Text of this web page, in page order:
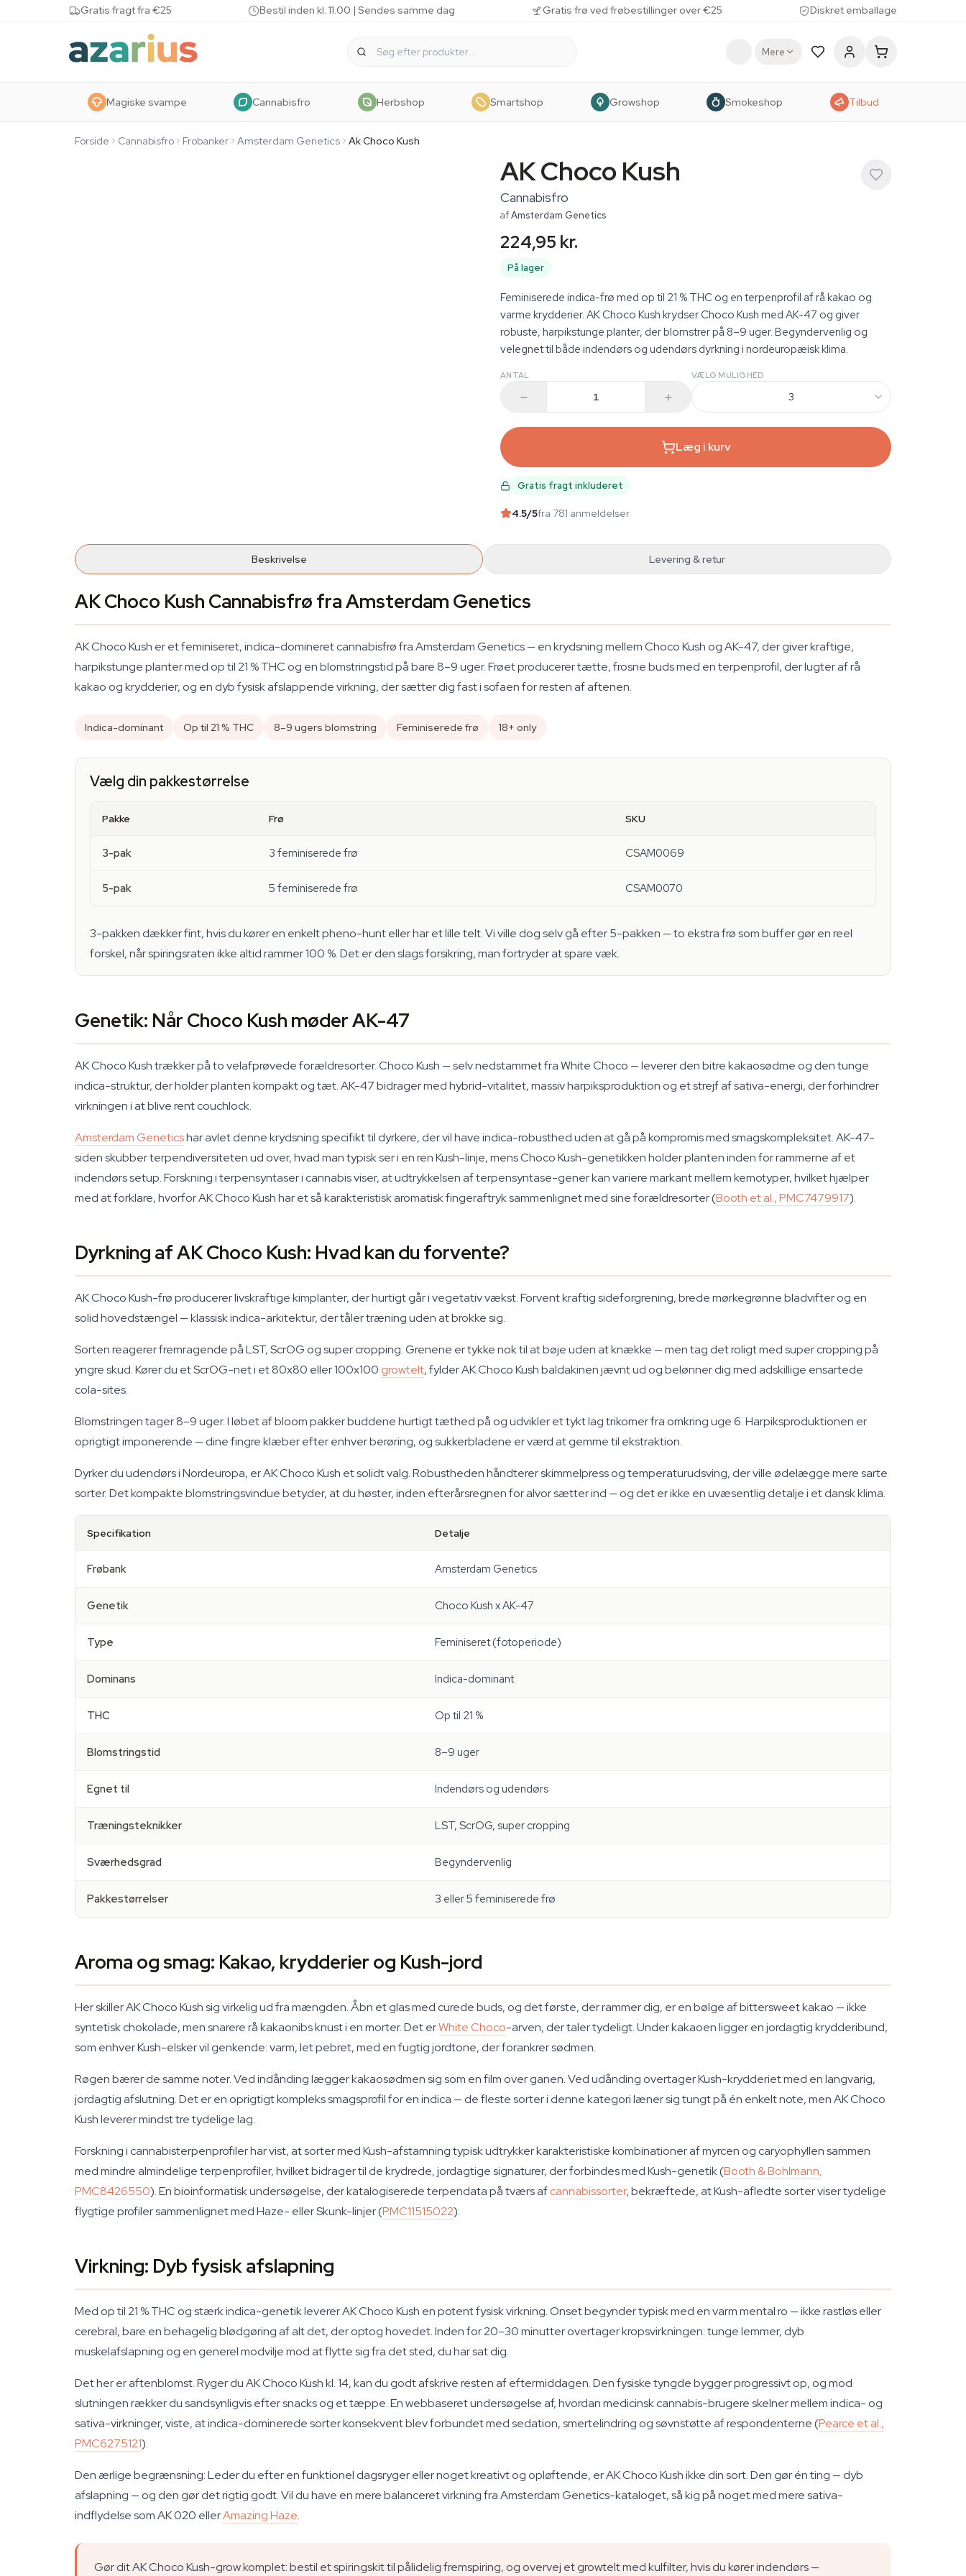
Skip to content Gratis fragt fra €25 Bestil inden kl. 11.00 | Sendes samme dag Gratis frø ved frøbestillinger over €25 Diskret emballage
Mere
Magiske svampe Cannabisfro Herbshop Smartshop Growshop Smokeshop Tilbud
Forside Cannabisfro Frobanker Amsterdam Genetics Ak Choco Kush
AK Choco Kush
Cannabisfro
afAmsterdam Genetics
224,95 kr.
På lager
Feminiserede indica-frø med op til 21 % THC og en terpenprofil af rå kakao og
varme krydderier. AK Choco Kush krydser Choco Kush med AK-47 og giver
robuste, harpikstunge planter, der blomstrer på 8–9 uger. Begyndervenlig og
velegnet til både indendørs og udendørs dyrkning i nordeuropæisk klima.
ANTAL VÆLG MULIGHED
3
Læg i kurv
Gratis fragt inkluderet
4.5/5fra 781 anmeldelser
Beskrivelse Levering & retur
AK Choco Kush Cannabisfrø fra Amsterdam Genetics
AK Choco Kush er et feminiseret, indica-domineret cannabisfrø fra Amsterdam Genetics — en krydsning mellem Choco Kush og AK-47, der giver kraftige,
harpikstunge planter med op til 21 % THC og en blomstringstid på bare 8–9 uger. Frøet producerer tætte, frosne buds med en terpenprofil, der lugter af rå
kakao og krydderier, og en dyb fysisk afslappende virkning, der sætter dig fast i sofaen for resten af aftenen.
Indica-dominant Op til 21 % THC 8–9 ugers blomstring Feminiserede frø 18+ only
Vælg din pakkestørrelse
Pakke Frø SKU
3-pak 3 feminiserede frø CSAM0069
5-pak 5 feminiserede frø CSAM0070
3-pakken dækker fint, hvis du kører en enkelt pheno-hunt eller har et lille telt. Vi ville dog selv gå efter 5-pakken — to ekstra frø som buffer gør en reel
forskel, når spiringsraten ikke altid rammer 100 %. Det er den slags forsikring, man fortryder at spare væk.
Genetik: Når Choco Kush møder AK-47
AK Choco Kush trækker på to velafprøvede forældresorter. Choco Kush — selv nedstammet fra White Choco — leverer den bitre kakaosødme og den tunge
indica-struktur, der holder planten kompakt og tæt. AK-47 bidrager med hybrid-vitalitet, massiv harpiksproduktion og et strejf af sativa-energi, der forhindrer
virkningen i at blive rent couchlock.
Amsterdam Geneticshar avlet denne krydsning specifikt til dyrkere, der vil have indica-robusthed uden at gå på kompromis med smagskompleksitet. AK-47-
siden skubber terpendiversiteten ud over, hvad man typisk ser i en ren Kush-linje, mens Choco Kush-genetikken holder planten inden for rammerne af et
indendørs setup. Forskning i terpensyntaser i cannabis viser, at udtrykkelsen af terpensyntase-gener kan variere markant mellem kemotyper, hvilket hjælper
med at forklare, hvorfor AK Choco Kush har et så karakteristisk aromatisk fingeraftryk sammenlignet med sine forældresorter (Booth et al., PMC7479917).
Dyrkning af AK Choco Kush: Hvad kan du forvente?
AK Choco Kush-frø producerer livskraftige kimplanter, der hurtigt går i vegetativ vækst. Forvent kraftig sideforgrening, brede mørkegrønne bladvifter og en
solid hovedstængel — klassisk indica-arkitektur, der tåler træning uden at brokke sig.
Sorten reagerer fremragende på LST, ScrOG og super cropping. Grenene er tykke nok til at bøje uden at knække — men tag det roligt med super cropping på
yngre skud. Kører du et ScrOG-net i et 80x80 eller 100x100 growtelt, fylder AK Choco Kush baldakinen jævnt ud og belønner dig med adskillige ensartede
cola-sites.
Blomstringen tager 8–9 uger. I løbet af bloom pakker buddene hurtigt tæthed på og udvikler et tykt lag trikomer fra omkring uge 6. Harpiksproduktionen er
oprigtigt imponerende — dine fingre klæber efter enhver berøring, og sukkerbladene er værd at gemme til ekstraktion.
Dyrker du udendørs i Nordeuropa, er AK Choco Kush et solidt valg. Robustheden håndterer skimmelpress og temperaturudsving, der ville ødelægge mere sarte
sorter. Det kompakte blomstringsvindue betyder, at du høster, inden efterårsregnen for alvor sætter ind — og det er ikke en uvæsentlig detalje i et dansk klima.
Specifikation Detalje
Frøbank Amsterdam Genetics
Genetik Choco Kush x AK-47
Type Feminiseret (fotoperiode)
Dominans Indica-dominant
THC Op til 21 %
Blomstringstid 8–9 uger
Egnet til Indendørs og udendørs
Træningsteknikker LST, ScrOG, super cropping
Sværhedsgrad Begyndervenlig
Pakkestørrelser 3 eller 5 feminiserede frø
Aroma og smag: Kakao, krydderier og Kush-jord
Her skiller AK Choco Kush sig virkelig ud fra mængden. Åbn et glas med curede buds, og det første, der rammer dig, er en bølge af bittersweet kakao — ikke
syntetisk chokolade, men snarere rå kakaonibs knust i en morter. Det erWhite Choco-arven, der taler tydeligt. Under kakaoen ligger en jordagtig krydderibund,
som enhver Kush-elsker vil genkende: varm, let pebret, med en fugtig jordtone, der forankrer sødmen.
Røgen bærer de samme noter. Ved indånding lægger kakaosødmen sig som en film over ganen. Ved udånding overtager Kush-krydderiet med en langvarig,
jordagtig afslutning. Det er en oprigtigt kompleks smagsprofil for en indica — de fleste sorter i denne kategori læner sig tungt på én enkelt note, men AK Choco
Kush leverer mindst tre tydelige lag.
Forskning i cannabisterpenprofiler har vist, at sorter med Kush-afstamning typisk udtrykker karakteristiske kombinationer af myrcen og caryophyllen sammen
med mindre almindelige terpenprofiler, hvilket bidrager til de krydrede, jordagtige signaturer, der forbindes med Kush-genetik (Booth & Bohlmann,
PMC8426550). En bioinformatisk undersøgelse, der katalogiserede terpendata på tværs afcannabissorter, bekræftede, at Kush-afledte sorter viser tydelige
flygtige profiler sammenlignet med Haze- eller Skunk-linjer (PMC11515022).
Virkning: Dyb fysisk afslapning
Med op til 21 % THC og stærk indica-genetik leverer AK Choco Kush en potent fysisk virkning. Onset begynder typisk med en varm mental ro — ikke rastløs eller
cerebral, bare en behagelig blødgøring af alt det, der optog hovedet. Inden for 20–30 minutter overtager kropsvirkningen: tunge lemmer, dyb
muskelafslapning og en generel modvilje mod at flytte sig fra det sted, du har sat dig.
Det her er aftenblomst. Ryger du AK Choco Kush kl. 14, kan du godt afskrive resten af eftermiddagen. Den fysiske tyngde bygger progressivt op, og mod
slutningen rækker du sandsynligvis efter snacks og et tæppe. En webbaseret undersøgelse af, hvordan medicinsk cannabis-brugere skelner mellem indica- og
sativa-virkninger, viste, at indica-dominerede sorter konsekvent blev forbundet med sedation, smertelindring og søvnstøtte af respondenterne (Pearce et al.,
PMC6275121).
Den ærlige begrænsning: Leder du efter en funktionel dagsryger eller noget kreativt og opløftende, er AK Choco Kush ikke din sort. Den gør én ting — dyb
afslapning — og den gør det rigtig godt. Vil du have en mere balanceret virkning fra Amsterdam Genetics-kataloget, så kig på noget med mere sativa-
indflydelse som AK 020 ellerAmazing Haze.
Gør dit AK Choco Kush-grow komplet: bestil et spiringskit til pålidelig fremspiring, og overvej et growtelt med kulfilter, hvis du kører indendørs —